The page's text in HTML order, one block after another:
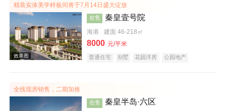
精装实体美学样板间将于7月14日盛大绽放
在售 秦皇壹号院
海港 建面 46-218㎡
8000 元/平米
普通住宅 别墅 花园洋房
公园地产
全线现房销售，二期加推
在售 秦皇半岛·六区